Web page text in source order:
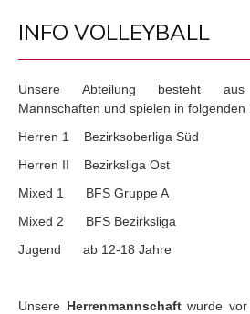
INFO VOLLEYBALL
Unsere Abteilung besteht aus
Mannschaften und spielen in folgenden
Herren 1 Bezirksoberliga Süd
Herren II Bezirksliga Ost
Mixed 1 BFS Gruppe A
Mixed 2 BFS Bezirksliga
Jugend ab 12-18 Jahre
Unsere Herrenmannschaftwurde